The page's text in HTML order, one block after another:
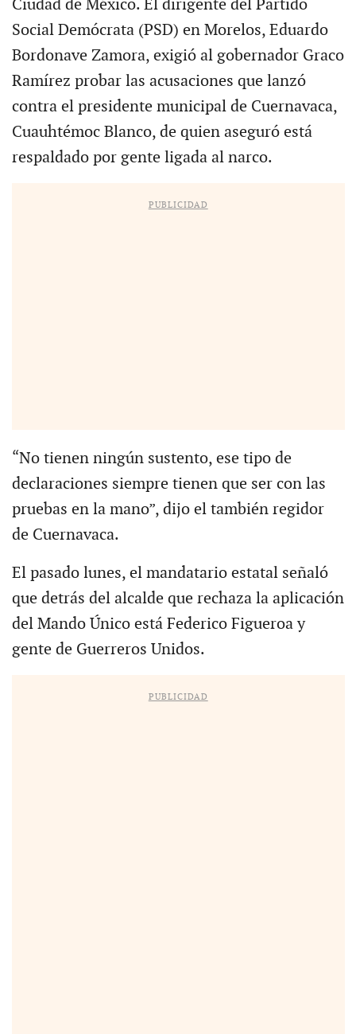
Ciudad de México. El dirigente del Partido
Social Demócrata (PSD) en Morelos, Eduardo
Bordonave Zamora, exigió al gobernador Graco
Ramírez probar las acusaciones que lanzó
contra el presidente municipal de Cuernavaca,
Cuauhtémoc Blanco, de quien aseguró está
respaldado por gente ligada al narco.
PUBLICIDAD
“No tienen ningún sustento, ese tipo de
declaraciones siempre tienen que ser con las
pruebas en la mano”, dijo el también regidor
de Cuernavaca.
El pasado lunes, el mandatario estatal señaló
que detrás del alcalde que rechaza la aplicación
del Mando Único está Federico Figueroa y
gente de Guerreros Unidos.
PUBLICIDAD